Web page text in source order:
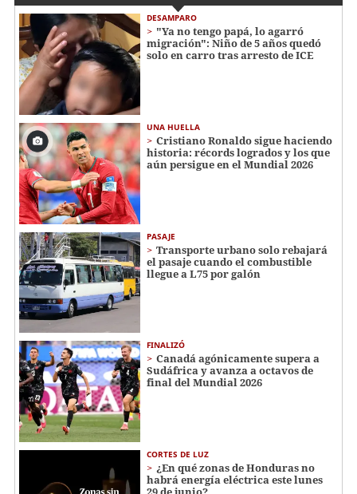
DESAMPARO
"Ya no tengo papá, lo agarró
migración": Niño de 5 años quedó
solo en carro tras arresto de ICE
UNA HUELLA
Cristiano Ronaldo sigue haciendo
historia: récords logrados y los que
aún persigue en el Mundial 2026
PASAJE
Transporte urbano solo rebajará
el pasaje cuando el combustible
llegue a L75 por galón
FINALIZÓ
Canadá agónicamente supera a
Sudáfrica y avanza a octavos de
final del Mundial 2026
CORTES DE LUZ
¿En qué zonas de Honduras no
habrá energía eléctrica este lunes